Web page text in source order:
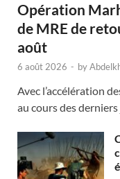
Opération
de MRE de
août
6 août 2026 - by
Avec l’accélération
au cours des